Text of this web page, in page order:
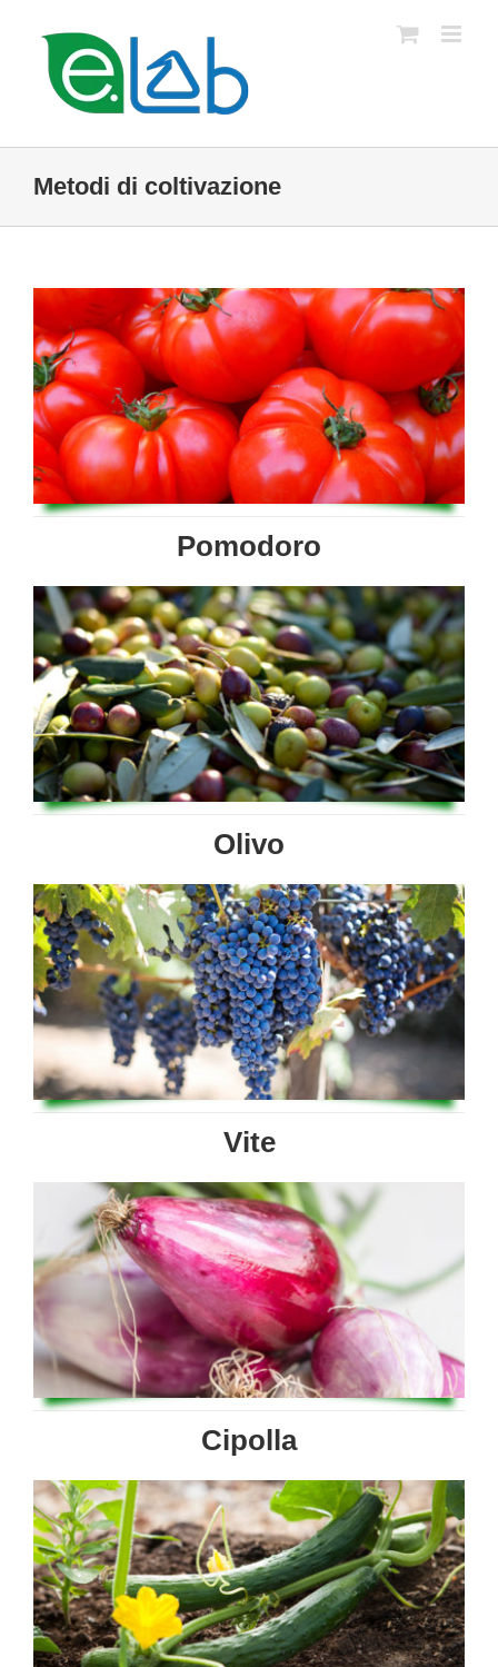
contenuto
Metodi di coltivazione
Pomodoro
Olivo
Vite
Cipolla